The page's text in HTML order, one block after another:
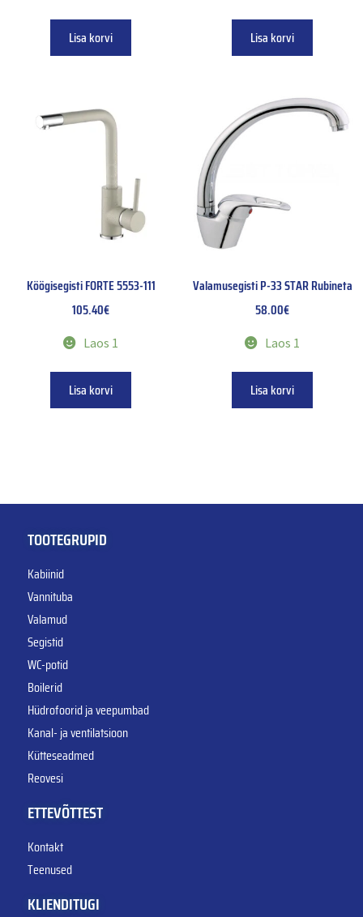
Lisa korvi Lisa korvi
Köögisegisti FORTE 5553-111
105.40€
Laos 1
Lisa korvi
Valamusegisti P-33 STAR Rubineta
58.00€
Laos 1
Lisa korvi
TOOTEGRUPID
Kabiinid
Vannituba
Valamud
Segistid
WC-potid
Boilerid
Hüdrofoorid ja veepumbad
Kanal- ja ventilatsioon
Kütteseadmed
Reovesi
ETTEVÕTTEST
Kontakt
Teenused
KLIENDITUGI